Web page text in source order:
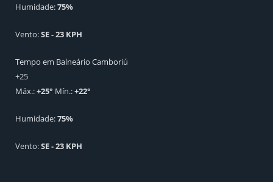
Humidade:75%
Vento:SE - 23 KPH
Tempo em Balneário Camboriú
+25
Máx.:+25° Mín.:+22°
Humidade:75%
Vento:SE - 23 KPH